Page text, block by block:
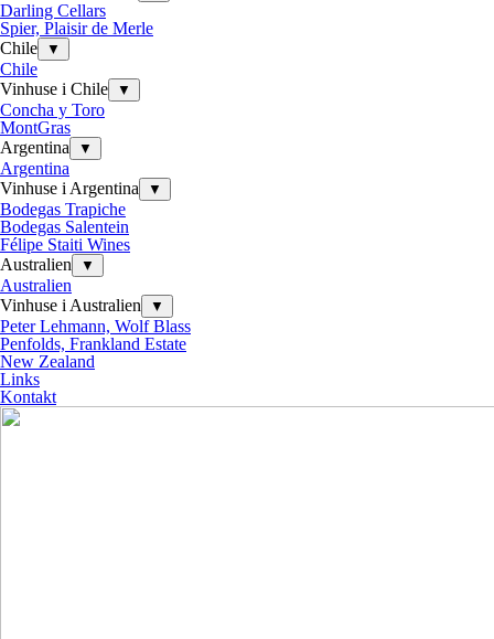
Darling Cellars
Spier, Plaisir de Merle
Chile
▼
Chile
Vinhuse i Chile
▼
Concha y Toro
MontGras
Argentina
▼
Argentina
Vinhuse i Argentina
▼
Bodegas Trapiche
Bodegas Salentein
Félipe Staiti Wines
Australien
▼
Australien
Vinhuse i Australien
▼
Peter Lehmann, Wolf Blass
Penfolds, Frankland Estate
New Zealand
Links
Kontakt